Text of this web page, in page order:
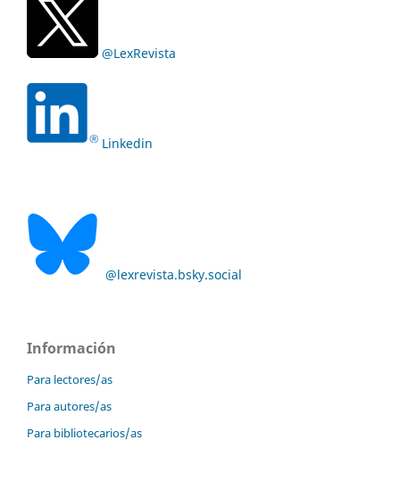
@LexRevista
Linkedin
@lexrevista.bsky.social
Información
Para lectores/as
Para autores/as
Para bibliotecarios/as